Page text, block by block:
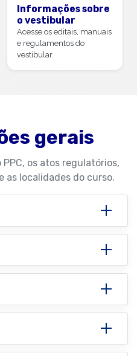
Informações sobre
o vestibular
Acesse os editais, manuais
e regulamentos do
vestibular.
gerais
os atos regulatórios,
as localidades do curso.